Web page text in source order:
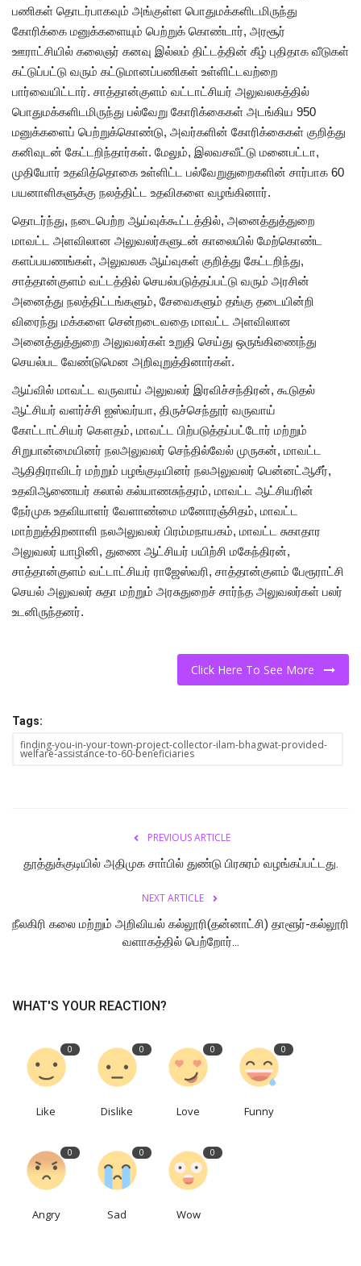
பணிகள் தொடர்பாகவும் அங்குள்ள பொதுமக்களிடமிருந்து
கோரிக்கை மனுக்களையும் பெற்றுக் கொண்டார், அரசூர்
ஊராட்சியில் கலைஞர் கனவு இல்லம் திட்டத்தின் கீழ் புதிதாக வீடுகள்
கட்டுப்பட்டு வரும் கட்டுமானப்பணிகள் உள்ளிட்டவற்றை
பார்வையிட்டார். சாத்தான்குளம் வட்டாட்சியர் அலுவலகத்தில்
பொதுமக்களிடமிருந்து பல்வேறு கோரிக்கைகள் அடங்கிய 950
மனுக்களைப் பெற்றுக்கொண்டு, அவர்களின் கோரிக்கைகள் குறித்து
கனிவுடன் கேட்டறிந்தார்கள். மேலும், இலவசவீட்டு மனைபட்டா,
முதியோர் உதவித்தொகை உள்ளிட்ட பல்வேறுதுறைகளின் சார்பாக 60
பயனாளிகளுக்கு நலத்திட்ட உதவிகளை வழங்கினார்.
தொடர்ந்து, நடைபெற்ற ஆய்வுக்கூட்டத்தில், அனைத்துத்துறை
மாவட்ட அளவிலான அலுவலர்களுடன் காலையில் மேற்கொண்ட
களப்பயணங்கள், அலுவலக ஆய்வுகள் குறித்து கேட்டறிந்து,
சாத்தான்குளம் வட்டத்தில் செயல்படுத்தப்பட்டு வரும் அரசின்
அனைத்து நலத்திட்டங்களும், சேவைகளும் தங்கு தடையின்றி
விரைந்து மக்களை சென்றடைவதை மாவட்ட அளவிலான
அனைத்துத்துறை அலுவலர்கள் உறுதி செய்து ஒருங்கிணைந்து
செயல்பட வேண்டுமென அறிவுறுத்தினார்கள்.
ஆய்வில் மாவட்ட வருவாய் அலுவலர் இரவிச்சந்திரன், கூடுதல்
ஆட்சியர் வளர்ச்சி ஐஸ்வர்யா, திருச்செந்தூர் வருவாய்
கோட்டாட்சியர் கௌதம், மாவட்ட பிற்படுத்தப்பட்டோர் மற்றும்
சிறுபான்மையினர் நலஅலுவலர் செந்தில்வேல் முருகன், மாவட்ட
ஆதிதிராவிடர் மற்றும் பழங்குடியினர் நலஅலுவலர் பென்னட்ஆசீர்,
உதவிஆணையர் கலால் கல்யாணசுந்தரம், மாவட்ட ஆட்சியரின்
நேர்முக உதவியாளர் வேளாண்மை மனோரஞ்சிதம், மாவட்ட
மாற்றுத்திறனாளி நலஅலுவலர் பிரம்மநாயகம், மாவட்ட சுகாதார
அலுவலர் யாழினி, துணை ஆட்சியர் பயிற்சி மகேந்திரன்,
சாத்தான்குளம் வட்டாட்சியர் ராஜேஸ்வரி, சாத்தான்குளம் பேரூராட்சி
செயல் அலுவலர் சுதா மற்றும் அரசுதுறைச் சார்ந்த அலுவலர்கள் பலர்
உடனிருந்தனர்.
Click Here To See More
Tags:
finding-you-in-your-town-project-collector-ilam-bhagwat-provided-
welfare-assistance-to-60-beneficiaries
PREVIOUS ARTICLE
தூத்துக்குடியில் அதிமுக சாா்பில் துண்டு பிரசுரம் வழங்கப்பட்டது.
NEXT ARTICLE
நீலகிரி கலை மற்றும் அறிவியல் கல்லூரி(தன்னாட்சி) தாளூர்-கல்லூரி
வளாகத்தில் பெற்றோர்...
WHAT'S YOUR REACTION?
0
Like
0
Dislike
0
Love
0
Funny
0
Angry
0
Sad
0
Wow